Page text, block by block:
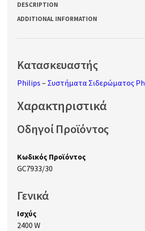
DESCRIPTION
ADDITIONAL INFORMATION
Κατασκευαστής
Philips – Συστήματα Σιδερώματος
Χαρακτηριστικά
Οδηγοί Προϊόντος
Κωδικός Προϊόντος
GC7933/30
Γενικά
Ισχύς
2400 W